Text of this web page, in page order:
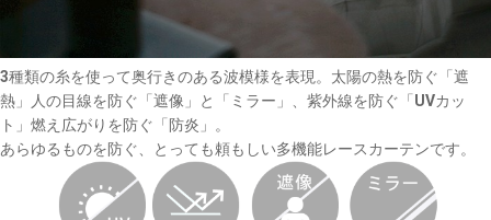
3種類の糸を使って奥行きのある波模様を表現。太陽の熱を防ぐ「遮
熱」人の目線を防ぐ「遮像」と「ミラー」、紫外線を防ぐ「UVカッ
ト」燃え広がりを防ぐ「防炎」。
あらゆるものを防ぐ、とっても頼もしい多機能レースカーテンです。